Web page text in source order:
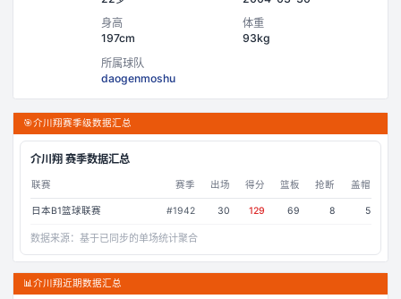
身高
197cm
体重
93kg
所属球队
daogenmoshu
🎯介川翔赛季级数据汇总
介川翔赛季数据汇总
联赛 赛季 出场 得分 篮板 抢断 盖帽
日本B1篮球联赛 #1942 30 129 69 8 5
数据来源： 基于已同步的单场统计聚合
📊介川翔近期数据汇总